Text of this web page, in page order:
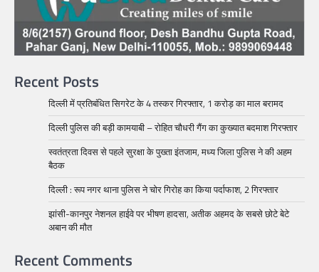
Recent Posts
दिल्ली में प्रतिबंधित सिगरेट के 4 तस्कर गिरफ्तार, 1 करोड़ का माल बरामद
दिल्ली पुलिस की बड़ी कामयाबी – रोहित चौधरी गैंग का कुख्यात बदमाश गिरफ्तार
स्वतंत्रता दिवस से पहले सुरक्षा के पुख्ता इंतजाम, मध्य जिला पुलिस ने की अहम
बैठक
दिल्ली : रूप नगर थाना पुलिस ने चोर गिरोह का किया पर्दाफाश, 2 गिरफ्तार
झांसी-कानपुर नेशनल हाईवे पर भीषण हादसा, अतीक अहमद के सबसे छोटे बेटे
अबान की मौत
Recent Comments